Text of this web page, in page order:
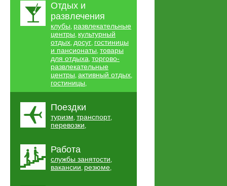
Отдых и
развлечения
клубы, развлекательные
центры, культурный
отдых, досуг, гостиницы
и пансионаты, товары
для отдыха, торгово-
развлекательные
центры, активный отдых,
гостиницы,
Поездки
туризм, транспорт,
перевозки,
Работа
службы занятости,
вакансии, резюме,